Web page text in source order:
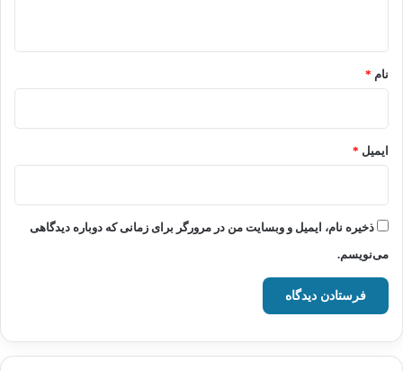
نام *
ایمیل *
ذخیره نام، ایمیل و وبسایت من در مرورگر برای زمانی که دوباره دیدگاهی
می‌نویسم.